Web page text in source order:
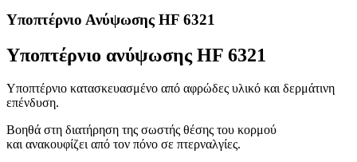
Υποπτέρνιο Ανύψωσης HF 6321
Υποπτέρνιο ανύψωσης HF 6321
Υποπτέρνιo κατασκευασμένο από αφρώδες υλικό και δερμάτινη
επένδυση.
Βοηθά στη διατήρηση της σωστής θέσης του κορμού
και ανακουφίζει από τον πόνο σε πτερναλγίες.